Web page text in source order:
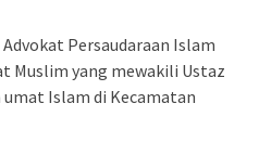
Persaudaraan Islam
Muslim yang mewakili Ustaz
Islam di Kecamatan